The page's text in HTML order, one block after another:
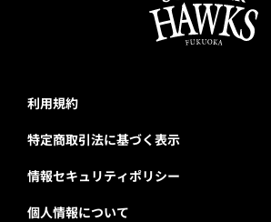
利用規約
特定商取引法に基づく表示
情報セキュリティポリシー
個人情報について